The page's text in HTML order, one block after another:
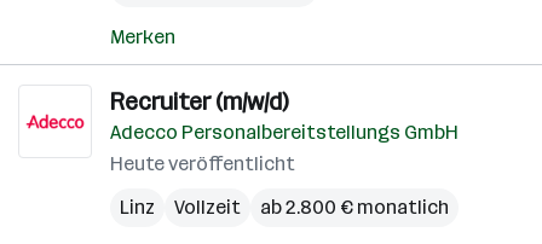
Merken
Recruiter (m/w/d)
Adecco Personalbereitstellungs GmbH
Heute veröffentlicht
Linz
Vollzeit ab 2.800 € monatlich